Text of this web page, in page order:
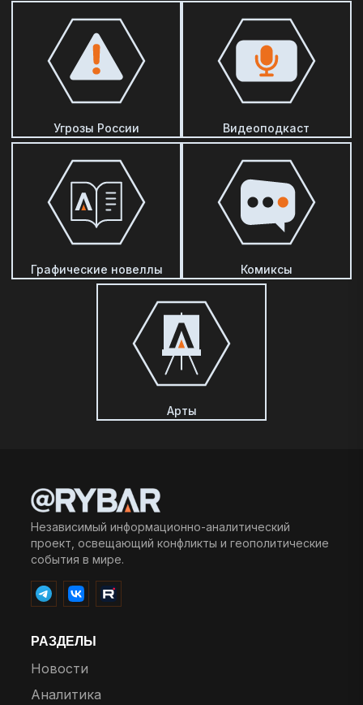
Угрозы России Видеоподкаст
Графические новеллы Комиксы
Арты
Независимый информационно-аналитический
проект, освещающий конфликты и геополитические
события в мире.
РАЗДЕЛЫ
Новости
Аналитика